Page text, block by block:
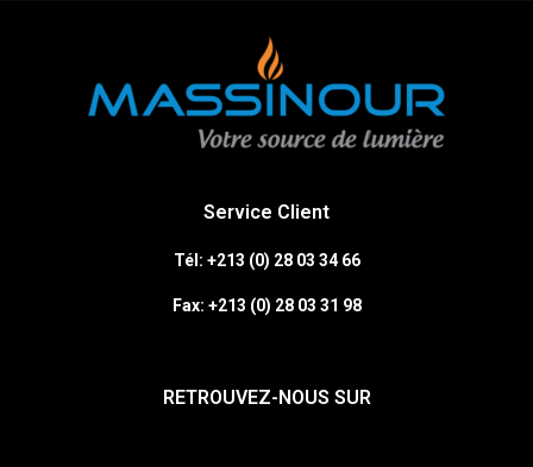
Service Client
Tél: +213 (0) 28 03 34 66
Fax: +213 (0) 28 03 31 98
RETROUVEZ-NOUS SUR